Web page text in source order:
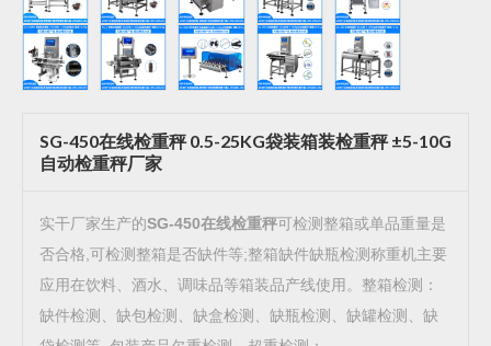
SG-450在线检重秤 0.5-25KG袋装箱装检重秤 ±5-10G
自动检重秤厂家
实干厂家生产的SG-450在线检重秤可检测整箱或单品重量是
否合格,可检测整箱是否缺件等;整箱缺件缺瓶检测称重机主要
应用在饮料、酒水、调味品等箱装品产线使用。 整箱检测：
缺件检测、缺包检测、缺盒检测、缺瓶检测、缺罐检测、缺